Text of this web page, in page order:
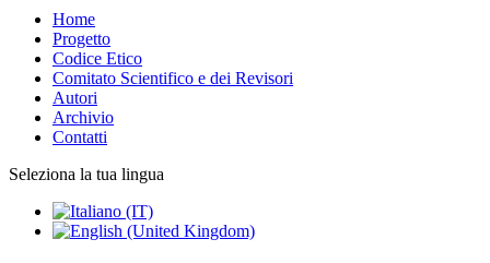
Home
Progetto
Codice Etico
Comitato Scientifico e dei Revisori
Autori
Archivio
Contatti
Seleziona la tua lingua